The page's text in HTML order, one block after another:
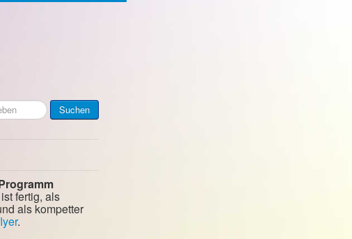
Suchen
fertig, als
als kompetter
.